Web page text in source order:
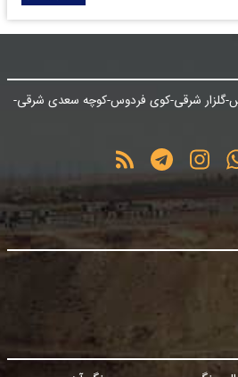
گلزار شرقی-کوی فردوس-کوچه سعدی شرقی-